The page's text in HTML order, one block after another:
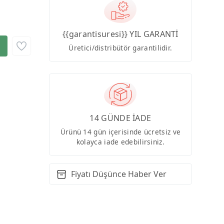
{{garantisuresi}} YIL GARANTİ
Üretici/distribütör garantilidir.
14 GÜNDE İADE
Ürünü 14 gün içerisinde ücretsiz ve
kolayca iade edebilirsiniz.
Fiyatı Düşünce Haber Ver